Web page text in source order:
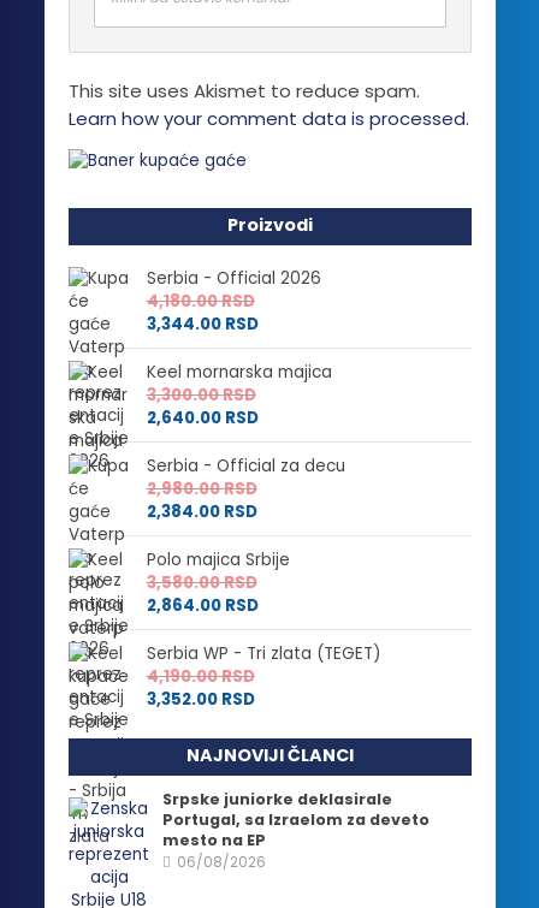
izabrane
na
stranici
This site uses Akismet to reduce spam.
Learn how your comment data is processed.
Proizvodi
Serbia - Official 2026
4,180.00RSD
3,344.00 RSD
Keel mornarska majica
3,300.00RSD
2,640.00 RSD
Serbia - Official za decu
2,980.00RSD
2,384.00 RSD
Polo majica Srbije
3,580.00RSD
2,864.00 RSD
Serbia WP - Tri zlata (TEGET)
4,190.00RSD
3,352.00 RSD
NAJNOVIJI ČLANCI
Srpske juniorke deklasirale
Portugal, sa Izraelom za deveto
mesto na EP
06/08/2026